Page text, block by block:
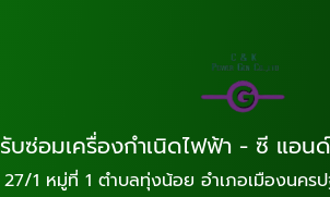
รับซ่อมเครื่องกำเนิดไฟฟ้า - ซี แอนด์
27/1 หมู่ที่ 1 ตำบลทุ่งน้อย อำเภอเมืองนค